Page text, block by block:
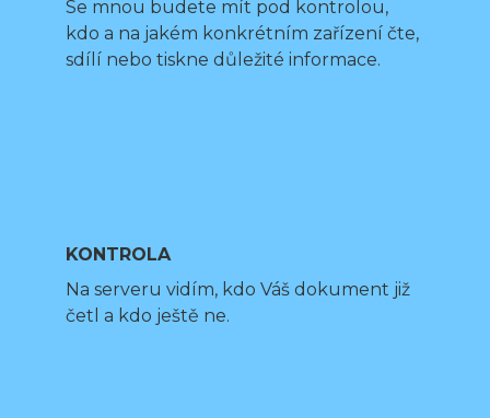
Se mnou budete mít pod kontrolou,
kdo a na jakém konkrétním zařízení čte,
sdílí nebo tiskne důležité informace.
KONTROLA
Na serveru vidím, kdo Váš dokument již
četl a kdo ještě ne.